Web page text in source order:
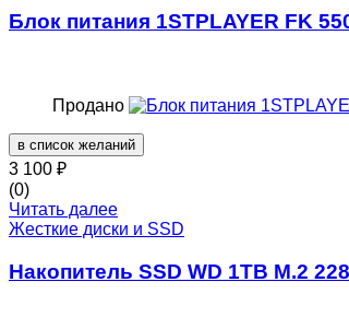
Блок питания 1STPLAYER FK
Продано
в список желаний
3 100 ₽
(0)
Читать далее
Жесткие диски и SSD
Накопитель SSD WD 1TB M.2